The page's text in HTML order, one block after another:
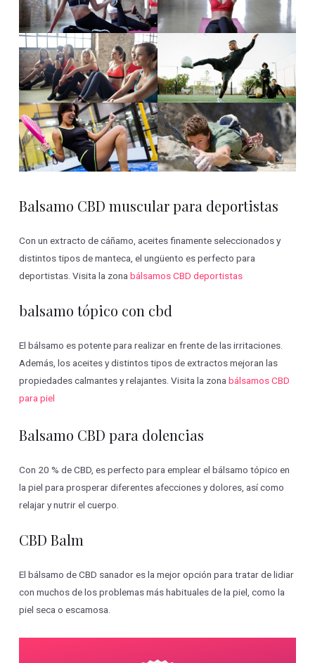
Balsamo CBD muscular para deportistas
Con un extracto de cáñamo, aceites finamente seleccionados y
distintos tipos de manteca, el ungüento es perfecto para
deportistas. Visita la zonabálsamos CBD deportistas
balsamo tópico con cbd
El bálsamo es potente para realizar en frente de las irritaciones.
Además, los aceites y distintos tipos de extractos mejoran las
propiedades calmantes y relajantes. Visita la zonabálsamos CBD
para piel
Balsamo CBD para dolencias
Con 20 % de CBD, es perfecto para emplear el bálsamo tópico en
la piel para prosperar diferentes afecciones y dolores, así como
relajar y nutrir el cuerpo.
CBD Balm
El bálsamo de CBD sanador es la mejor opción para tratar de lidiar
con muchos de los problemas más habituales de la piel, como la
piel seca o escamosa.